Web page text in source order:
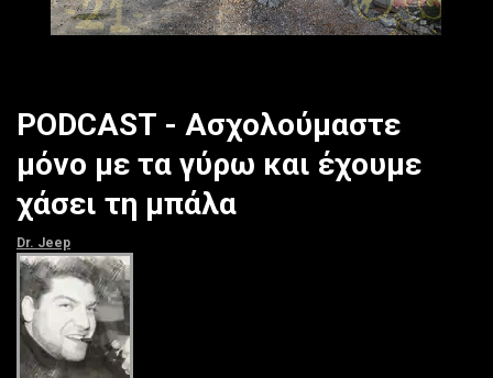
PODCAST - Ασχολούμαστε
μόνο με τα γύρω και έχουμε
χάσει τη μπάλα
Dr. Jeep